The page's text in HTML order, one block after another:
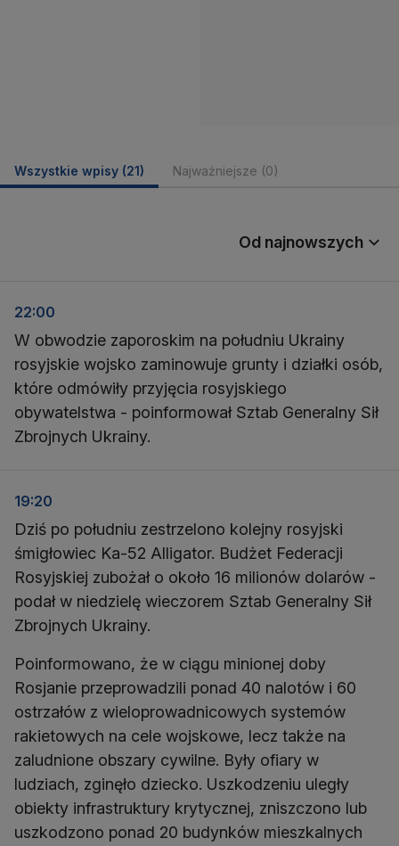
Wszystkie wpisy (21) Najważniejsze (0)
Od najnowszych
22:00
W obwodzie zaporoskim na południu Ukrainy
rosyjskie wojsko zaminowuje grunty i działki osób,
które odmówiły przyjęcia rosyjskiego
obywatelstwa - poinformował Sztab Generalny Sił
Zbrojnych Ukrainy.
19:20
Dziś po południu zestrzelono kolejny rosyjski
śmigłowiec Ka-52 Alligator. Budżet Federacji
Rosyjskiej zubożał o około 16 milionów dolarów -
podał w niedzielę wieczorem Sztab Generalny Sił
Zbrojnych Ukrainy.
Poinformowano, że w ciągu minionej doby
Rosjanie przeprowadzili ponad 40 nalotów i 60
ostrzałów z wieloprowadnicowych systemów
rakietowych na cele wojskowe, lecz także na
zaludnione obszary cywilne. Były ofiary w
ludziach, zginęło dziecko. Uszkodzeniu uległy
obiekty infrastruktury krytycznej, zniszczono lub
uszkodzono ponad 20 budynków mieszkalnych